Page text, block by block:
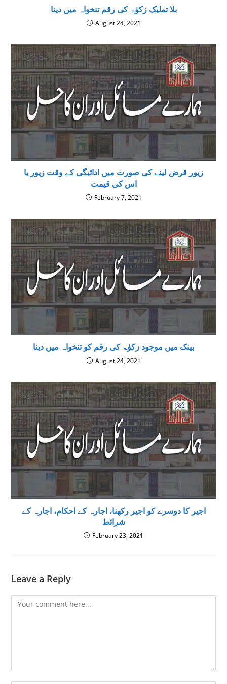
بلا تملیک زکوٰۃ کی رقم تنخواہ میں دینا
August 24, 2021
زیور قرض لینے کی صورت میں ادائیگی کے وقت زیور یا
اس کی قیمت
February 7, 2021
بینک میں موجود زکوٰۃ کی رقم کو تنخواہ میں دینا
August 24, 2021
اجیر کا دوسرے کو اجیر رکھنا، اجارہ کے احکام، اجارہ کے
شرائط
February 23, 2021
Leave a Reply
Comment